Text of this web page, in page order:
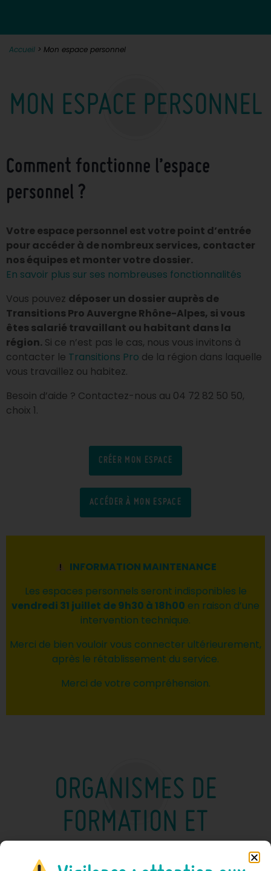
Accueil > Mon espace personnel
MON ESPACE PERSONNEL
Comment fonctionne l’espace
personnel ?
Votre espace personnel est votre point d’entrée
pour accéder à de nombreux services, contacter
nos équipes et monter votre dossier.
En savoir plus sur ses nombreuses fonctionnalités
Vous pouvez déposer un dossier auprès de
Transitions Pro Auvergne Rhône-Alpes, si vous
êtes salarié travaillant ou habitant dans la
région. Si ce n’est pas le cas, nous vous invitons à
contacter le Transitions Pro de la région dans laquelle
vous travaillez ou habitez.
Besoin d’aide ? Contactez-nous au 04 72 82 50 50,
choix 1.
CRÉER MON ESPACE
ACCÉDER À MON ESPACE
INFORMATION MAINTENANCE
Les espaces personnels seront indisponibles le
vendredi 31 juillet de 9h30 à 18h00 en raison d’une
intervention technique.
Merci de bien vouloir vous connecter ultérieurement,
après le rétablissement du service.
Merci de votre compréhension.
ORGANISMES DE
FORMATION ET